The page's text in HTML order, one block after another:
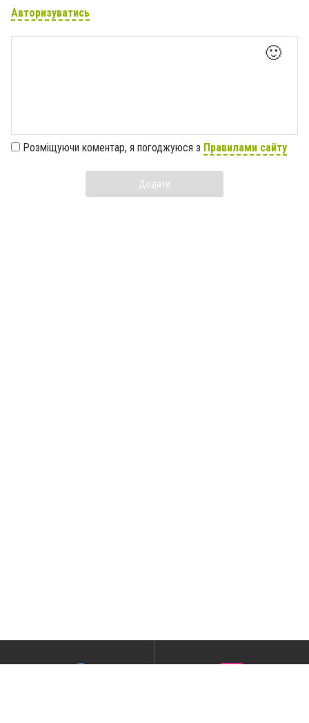
Авторизуватись
🙂
Розміщуючи коментар, я погоджуюся з Правилами сайту
Додати